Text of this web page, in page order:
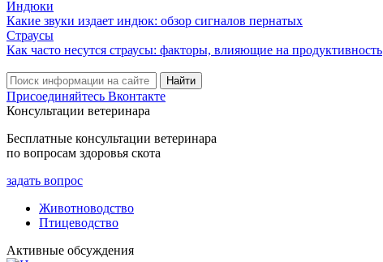
Индюки
Какие звуки издает индюк: обзор сигналов пернатых
Страусы
Как часто несутся страусы: факторы, влияющие на продуктивность
Присоединяйтесь Вконтакте
Консультации ветеринара
Бесплатные консультации ветеринара
по вопросам здоровья скота
задать вопрос
Животноводство
Птицеводство
Активные обсуждения